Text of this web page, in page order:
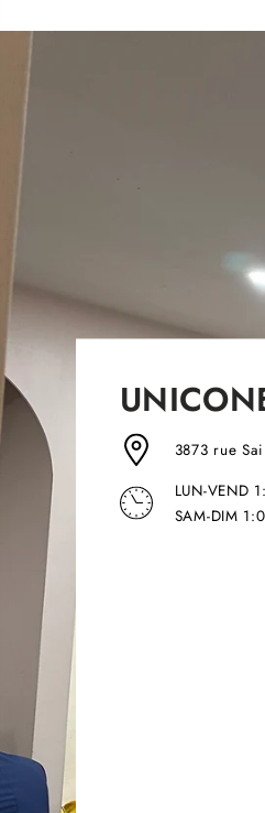
3873 rue
LUN-VEND
SAM-DIM